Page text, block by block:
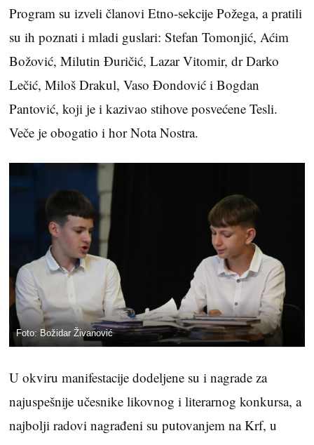
Program su izveli članovi Etno-sekcije Požega, a pratili
su ih poznati i mladi guslari: Stefan Tomonjić, Aćim
Božović, Milutin Đuričić, Lazar Vitomir, dr Darko
Lečić, Miloš Drakul, Vaso Đondović i Bogdan
Pantović, koji je i kazivao stihove posvećene Tesli.
Veče je obogatio i hor Nota Nostra.
Foto: Božidar Živanović
U okviru manifestacije dodeljene su i nagrade za
najuspešnije učesnike likovnog i literarnog konkursa, a
najbolji radovi nagrađeni su putovanjem na Krf, u